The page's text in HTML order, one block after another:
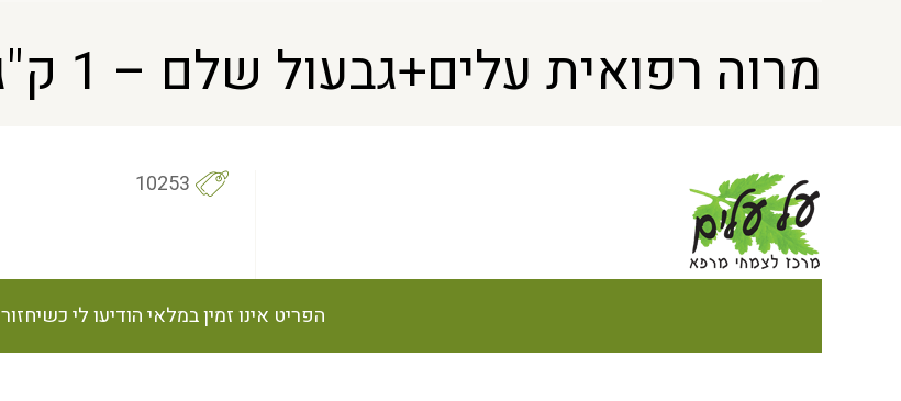
מרוה רפואית עלים+גבעול שלם – 1 ק"ג
10253
הפריט אינו זמין במלאי הודיעו לי כשיחזור